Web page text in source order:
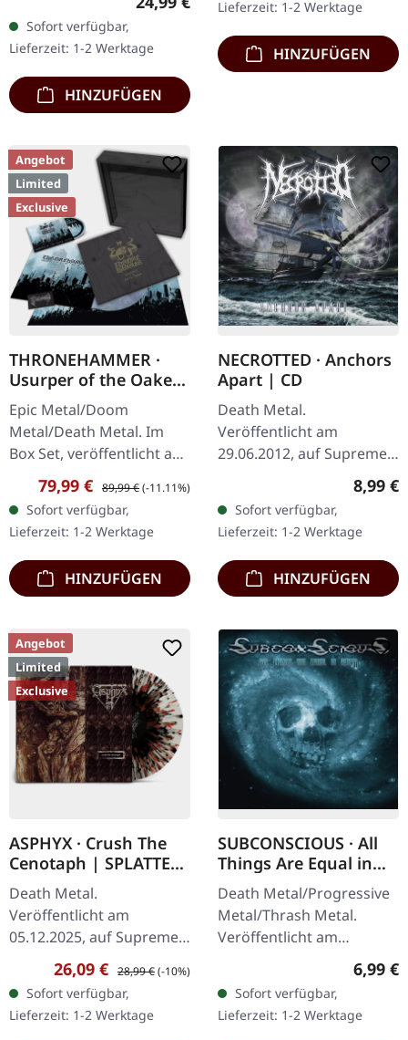
Nachfolger von "Through
Forests Of Nonentities"
ist direkter…
Sofort verfügbar,
Lieferzeit: 1-2 Werktage
HINZUFÜGEN
Clear/Grün/Schwarz
marmoriertes'…
Lieferzeit: 1-2 Werktage
HINZUFÜGEN
Angebot
Limited
Exclusive
THRONEHAMMER ·
Usurper of the Oaken
Throne | WOODEN LP
BOX SET
Epic Metal/Doom
Metal/Death Metal. Im
Box Set, veröffentlicht am
08.03.2024, auf Supreme
Chaos Records. Ultra
schwere, handgearbeitete
Holzbox mit…
Verkaufspreis:
79,99 € Regulärer Preis:
89,99 €(-11.11%)
Sofort verfügbar,
Lieferzeit: 1-2 Werktage
HINZUFÜGEN
NECROTTED · Anchors
Apart | CD
Death Metal.
Veröffentlicht am
29.06.2012, auf Supreme
Chaos Records. CD im
Jewelcase mit 8-seitigem
Booklet. Hier gibt es nicht
weniger als modernen…
8,99 €
Sofort verfügbar,
Lieferzeit: 1-2 Werktage
HINZUFÜGEN
Angebot
Limited
Exclusive
ASPHYX · Crush The
Cenotaph | SPLATTER
LP
Death Metal.
Veröffentlicht am
05.12.2025, auf Supreme
Chaos Records.
Knochenweißes Vinyl mit
Braun, Rost-Rot, Schwarz
Splatter. Full Dynamic
Verkaufspreis:
26,09 € Regulärer Preis:
28,99 €(-10%)
Sofort verfügbar,
Lieferzeit: 1-2 Werktage
SUBCONSCIOUS · All
Things Are Equal in
Death | CD
Death Metal/Progressive
Metal/Thrash Metal.
Veröffentlicht am
08.08.2008, auf Supreme
Chaos Records. CD im
Jewelcase mit 8-seitigem
Booklet.…
6,99 €
Sofort verfügbar,
Lieferzeit: 1-2 Werktage